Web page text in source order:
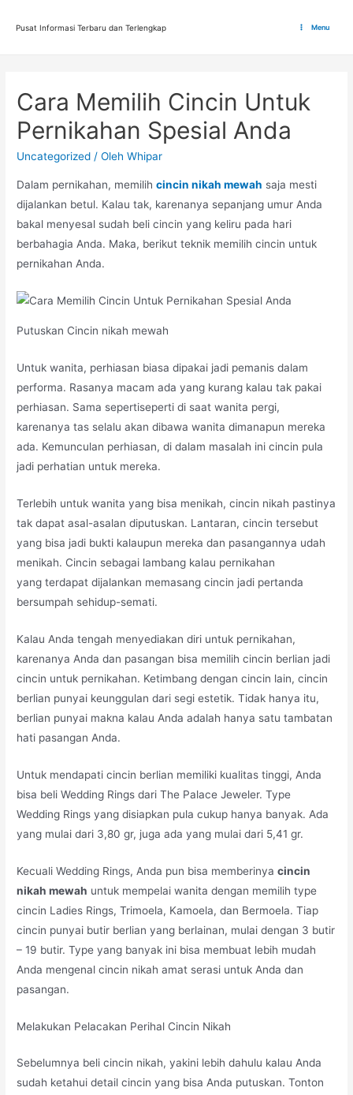
Pusat Informasi Terbaru dan Terlengkap Menu
Cara Memilih Cincin Untuk
Pernikahan Spesial Anda
Uncategorized / OlehWhipar
Dalam pernikahan, memilihcincin nikah mewah saja mesti
dijalankan betul. Kalau tak, karenanya sepanjang umur Anda
bakal menyesal sudah beli cincin yang keliru pada hari
berbahagia Anda. Maka, berikut teknik memilih cincin untuk
pernikahan Anda.
Putuskan Cincin nikah mewah
Untuk wanita, perhiasan biasa dipakai jadi pemanis dalam
performa. Rasanya macam ada yang kurang kalau tak pakai
perhiasan. Sama sepertiseperti di saat wanita pergi,
karenanya tas selalu akan dibawa wanita dimanapun mereka
ada. Kemunculan perhiasan, di dalam masalah ini cincin pula
jadi perhatian untuk mereka.
Terlebih untuk wanita yang bisa menikah, cincin nikah pastinya
tak dapat asal-asalan diputuskan. Lantaran, cincin tersebut
yang bisa jadi bukti kalaupun mereka dan pasangannya udah
menikah. Cincin sebagai lambang kalau pernikahan
yang terdapat dijalankan memasang cincin jadi pertanda
bersumpah sehidup-semati.
Kalau Anda tengah menyediakan diri untuk pernikahan,
karenanya Anda dan pasangan bisa memilih cincin berlian jadi
cincin untuk pernikahan. Ketimbang dengan cincin lain, cincin
berlian punyai keunggulan dari segi estetik. Tidak hanya itu,
berlian punyai makna kalau Anda adalah hanya satu tambatan
hati pasangan Anda.
Untuk mendapati cincin berlian memiliki kualitas tinggi, Anda
bisa beli Wedding Rings dari The Palace Jeweler. Type
Wedding Rings yang disiapkan pula cukup hanya banyak. Ada
yang mulai dari 3,80 gr, juga ada yang mulai dari 5,41 gr.
Kecuali Wedding Rings, Anda pun bisa memberinyacincin
nikah mewah untuk mempelai wanita dengan memilih type
cincin Ladies Rings, Trimoela, Kamoela, dan Bermoela. Tiap
cincin punyai butir berlian yang berlainan, mulai dengan 3 butir
– 19 butir. Type yang banyak ini bisa membuat lebih mudah
Anda mengenal cincin nikah amat serasi untuk Anda dan
pasangan.
Melakukan Pelacakan Perihal Cincin Nikah
Sebelumnya beli cincin nikah, yakini lebih dahulu kalau Anda
sudah ketahui detail cincin yang bisa Anda putuskan. Tonton